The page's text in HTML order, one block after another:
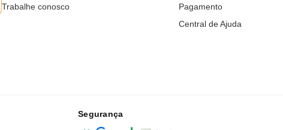
Trabalhe conosco
Pagamento
Central de Ajuda
Segurança